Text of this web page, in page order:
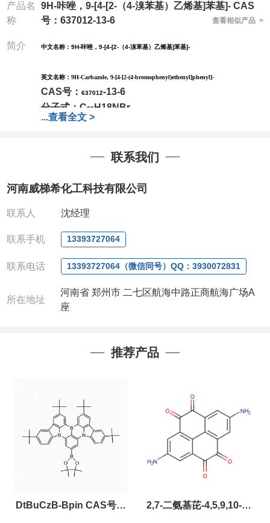
产品名
称
9H-咔唑，9-[4-[2-（4-溴苯基）乙烯基]苯基]- CAS
号：637012-13-6
查看相似产品 >
简介 中文名称：9H-咔唑，9-[4-[2-（4-溴苯基）乙烯基]苯基]-
英文名称： 9H-Carbazole, 9-[4-[2-(4-bromophenyl)ethenyl]phenyl]-
CAS号： 637012-13-6
分子式： C26H18NBr
1Mg ; 5Mg;10Mg ;100Mg;250Mg ;500Mg
我司对高校及科研单位先发货和
作中有用到的试剂 ,欢迎前来询购
全额退款,并承担所有运费。
QQ:3930072831
联系人: 沈晓东(欢迎致电,或QQ、微信联系)
...查看全文 >
联系我们
河南威梯希化工科技有限公司
联系人 沈经理
联系手机 13393727064
联系电话 13393727064（微信同号）QQ：3930072831
所在地址
河南省 郑州市 二七区航海中路正商航海广场A
座
推荐产品
DtBuCzB-Bpin CAS号： 2,7-二氨基芘-4,5,9,10-四